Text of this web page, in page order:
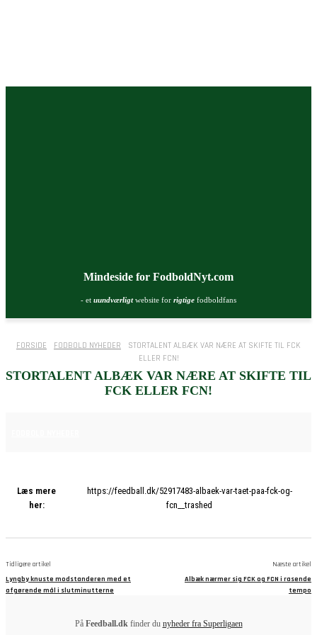
Mindeside for FodboldNyt.com
- et uundværligtwebsite for rigtige fodboldfans
FORSIDE FODBOLD NYHEDER
STORTALENT ALBÆK VAR NÆRE AT SKIFTE TIL FCK
ELLER FCN!
STORTALENT ALBÆK VAR NÆRE AT SKIFTE TIL
FCK ELLER FCN!
Læs mere
her:
https://feedball.dk/52917483-albaek-var-taet-paa-fck-og-
fcn__trashed
Tidligere artikel
Lyngby knuste modstanderen med et
afgørende mål i slutminutterne
Næste artikel
Albæk nærmer sig FCK og FCN i rasende
tempo
På Feedball.dkfinder du nyheder fra Superligaen